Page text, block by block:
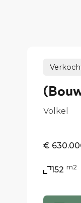
Volkel
€
152 m2